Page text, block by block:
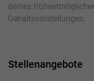
deines
Gehaltsvorstellungen.
Stellenangebote